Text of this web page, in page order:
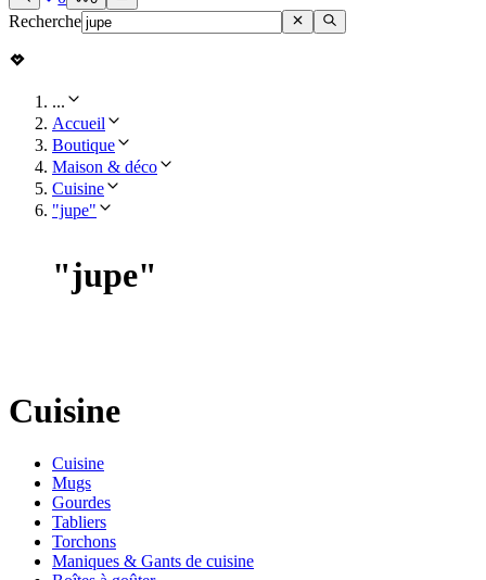
Recherche
...
Accueil
Boutique
Maison & déco
Cuisine
"jupe"
"jupe"
Cuisine
Cuisine
Mugs
Gourdes
Tabliers
Torchons
Maniques & Gants de cuisine